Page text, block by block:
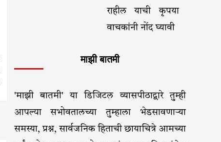
राहील याची कृपया
वाचकांनी नोंद घ्यावी
माझी बातमी
'माझी बातमी' या डिजिटल व्यासपीठाद्वारे तुम्ही
आपल्या सभोवतालच्या तुम्हाला भेडसावणाऱ्या
समस्या, प्रश्न, सार्वजनिक हिताची छायाचित्रे आमच्या